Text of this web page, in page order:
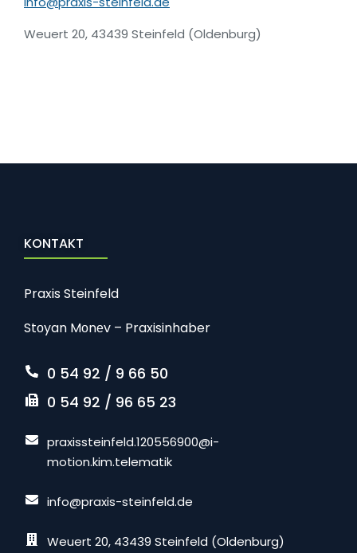
Weuert 20, 43439 Steinfeld (Oldenburg)
KONTAKT
Praxis Steinfeld
Stоyan Mоnеv – Praxisinhaber
0 54 92 / 9 66 50
0 54 92 / 96 65 23
praxissteinfeld.120556900@i-
motion.kim.telematik
info@praxis-steinfeld.de
Weuert 20, 43439 Steinfeld (Oldenburg)